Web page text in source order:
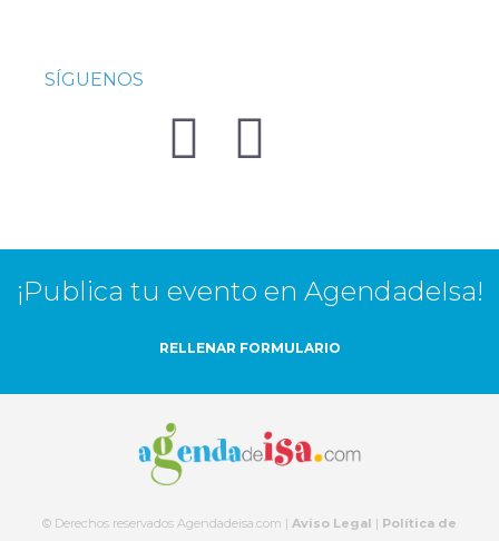
SÍGUENOS
¡Publica tu evento en AgendadeIsa!
RELLENAR FORMULARIO
© Derechos reservados Agendadeisa.com | Aviso Legal | Política de